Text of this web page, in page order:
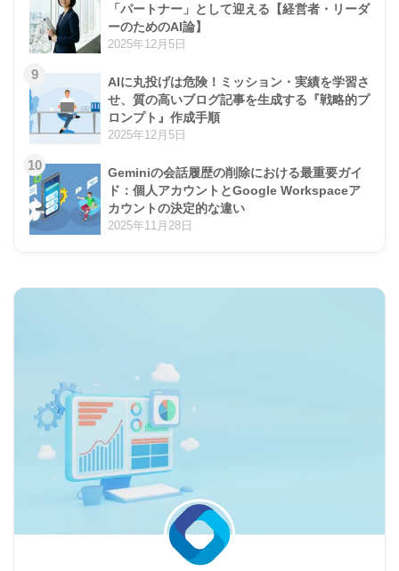
「パートナー」として迎える【経営者・リーダ
ーのためのAI論】
2025年12月5日
9
AIに丸投げは危険！ミッション・実績を学習さ
せ、質の高いブログ記事を生成する『戦略的プ
ロンプト』作成手順
2025年12月5日
10
Geminiの会話履歴の削除における最重要ガイ
ド：個人アカウントとGoogle Workspaceア
カウントの決定的な違い
2025年11月28日